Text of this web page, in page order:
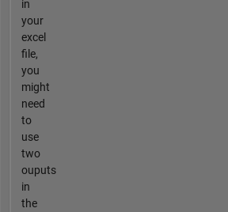
in
your
excel
file,
you
might
need
to
use
two
ouputs
in
the